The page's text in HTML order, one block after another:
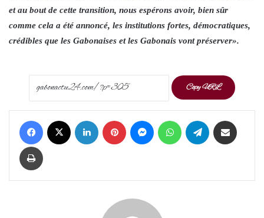
et au bout de cette transition, nous espérons avoir, bien sûr
comme cela a été annoncé, les institutions fortes, démocratiques,
crédibles que les Gabonaises et les Gabonais vont préserver».
Copy URL
Facebook LinkedIn Pinterest Messenger WhatsApp Telegram
Print